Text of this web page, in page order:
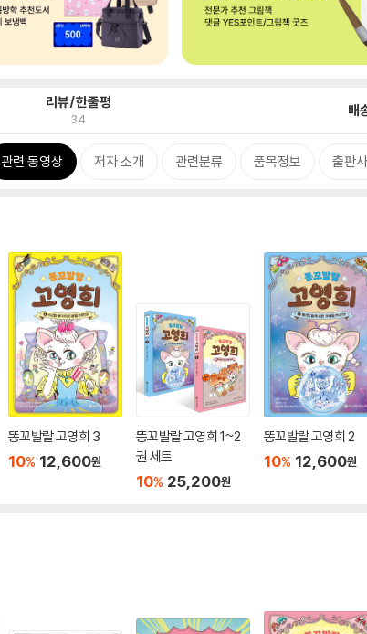
리뷰/한줄평
34 배
관련 동영상 저자 소개 관련분류 품목정보 출판
똥꼬발랄 고영희 3
10% 12,600원
똥꼬발랄 고영희 1~2
권 세트
10% 25,200원
똥꼬발랄 고영희 2
10% 12,600원